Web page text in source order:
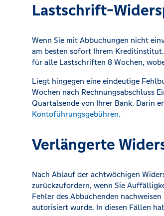
Lastschrift-
Wenn Sie mit Abbuchungen nicht
am besten sofort Ihrem
für alle Lastschriften 8 Wochen,
Liegt hingegen eine eindeutige
Wochen nach Rechnungsabschluss
Quartalsende von Ihrer Bank. Darin
Kontoführungsgebühren.
Verlängerte
Nach Ablauf der achtwöchigen
zurückzufordern, wenn Sie
Fehler des Abbuchenden
autorisiert wurde. In diesen Fällen